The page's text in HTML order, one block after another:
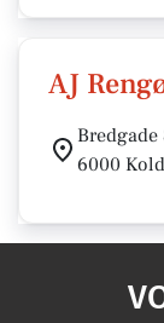
AJ
Bredgade
6000